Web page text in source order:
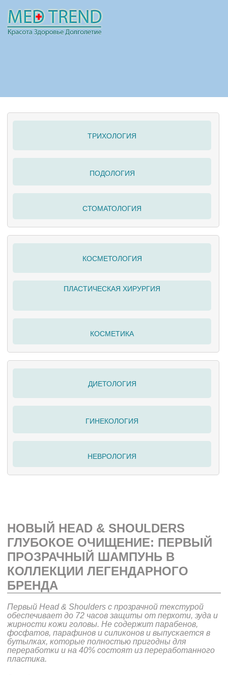
ПОЛЕЗНО
ТРИХОЛОГИЯ
ПОДОЛОГИЯ
СТОМАТОЛОГИЯ
КОСМЕТОЛОГИЯ
ПЛАСТИЧЕСКАЯ ХИРУРГИЯ
КОСМЕТИКА
ДИЕТОЛОГИЯ
ГИНЕКОЛОГИЯ
НЕВРОЛОГИЯ
НОВЫЙ HEAD & SHOULDERS
ГЛУБОКОЕ ОЧИЩЕНИЕ: ПЕРВЫЙ
ПРОЗРАЧНЫЙ ШАМПУНЬ В
КОЛЛЕКЦИИ ЛЕГЕНДАРНОГО
БРЕНДА
Первый Head & Shoulders с прозрачной текстурой
обеспечивает до 72 часов защиты от перхоти, зуда и
жирности кожи головы. Не содержит парабенов,
фосфатов, парафинов и силиконов и выпускается в
бутылках, которые полностью пригодны для
переработки и на 40% состоят из переработанного
пластика.